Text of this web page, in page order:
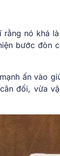
nó khá
bước đòn
ấn vào
đối, vừa